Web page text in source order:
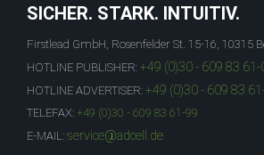
SICHER. STARK. INTUITIV.
Firstlead GmbH, Rosenfelder St. 15-16, 10315
HOTLINE PUBLISHER: +49 (0)30 - 609 83 61-
HOTLINE ADVERTISER: +49 (0)30 - 609 83
TELEFAX: +49 (0)30 - 609 83 61-99
E-MAIL: service@adcell.de